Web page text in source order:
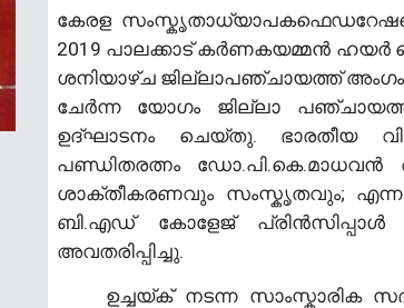
കേരള
2019 പാലക്കാട് കർണകയമ്മൻ ഹയർ
ശനിയാഴ്ച ജില്ലാപഞ്ചായത്ത് അംഗം
ചേർന്ന യോഗം ജില്ലാ
ഉദ്ഘാടനം ചെയ്തു. ഭാരതീയ
പണ്ഡിതരത്നം
ശാക്തീകരണവും സംസ്കൃതവും; എന്ന
ബി.എഡ് കോളേജ്
അവതരിപ്പിച്ചു.
ഉച്ചയ്ക് നടന്ന സാംസ്കാരിക